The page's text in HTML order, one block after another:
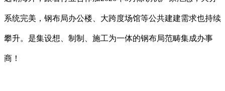
系统完美，钢布局办公楼、大跨度场馆等公共建建需求也持续
攀升。是集设想、制制、施工为一体的钢布局范畴集成办事
商！